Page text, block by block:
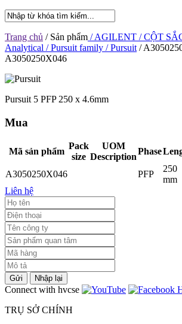
Trang chủ / Sản phẩm / AGILENT / CỘT
Analytical / Pursuit family / Pursuit /
A3050250X046
Pursuit 5 PFP 250 x 4.6mm
Mua
Mã sản phẩm
Pack
size
UOM
Description
Phase
A3050250X046 PFP
250
mm
Liên hệ
Gửi Nhập lại
Connect with hvcse
TRỤ SỞ CHÍNH